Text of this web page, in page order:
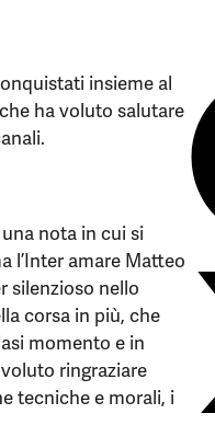
insieme al
ha voluto salutare
nota in cui si
l’Inter amare Matteo
silenzioso nello
corsa in più, che
momento e in
ringraziare
tecniche e morali, i